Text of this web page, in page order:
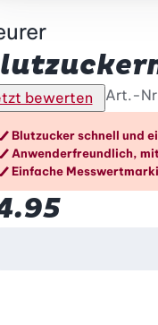
bewerten Art.-
Blutzucker schnell und
Anwenderfreundlich,
Einfache